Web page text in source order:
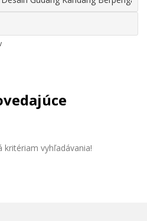
kritériam vyhľadávania!